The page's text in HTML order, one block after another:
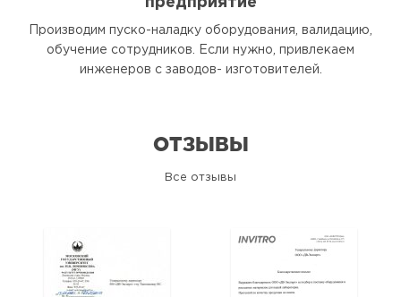
Производим пуско-наладку оборудования, валидацию,
обучение сотрудников. Если нужно, привлекаем
инженеров с заводов- изготовителей.
ОТЗЫВЫ
Все отзывы